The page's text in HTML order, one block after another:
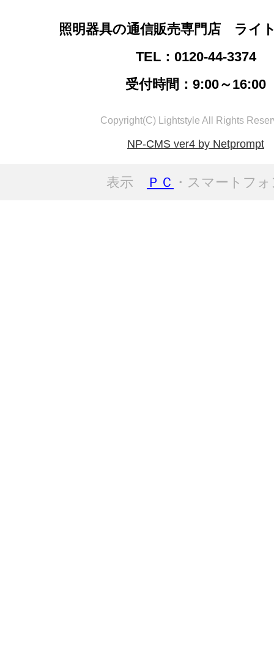
照明器具の通信販売専門店 ライ
TEL：0120-44-3374
受付時間：9:00～16:00
Copyright(C) Lightstyle All Rights
NP-CMS ver4 by Netprompt
表示 ＰＣ ・スマートフ